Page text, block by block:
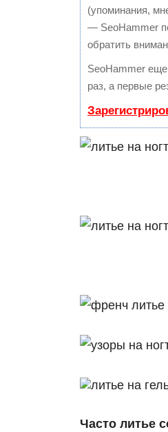
(упоминания,
— SeoHammer
обратить
SeoHammer
раз, а первые
Часто литье